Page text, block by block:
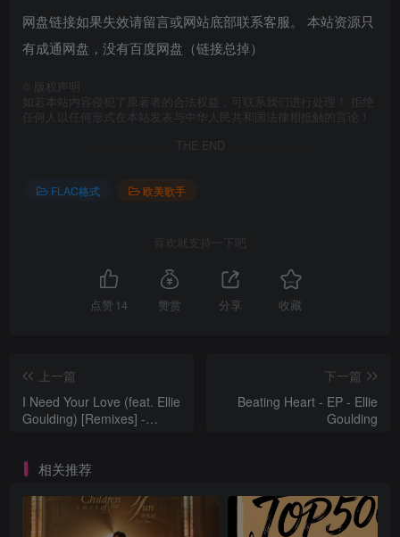
网盘链接如果失效请留言或网站底部联系客服。 本站资源只
有成通网盘，没有百度网盘（链接总掉）
版权声明
如若本站内容侵犯了原著者的合法权益，可联系我们进行处理！ 拒绝
任何人以任何形式在本站发表与中华人民共和国法律相抵触的言论！
THE END
FLAC格式 欧美歌手
喜欢就支持一下吧
点赞 14 赞赏 分享 收藏
上一篇
I Need Your Love (feat. Ellie
Goulding) [Remixes] -
下一篇
Beating Heart - EP - Ellie
Goulding
相关推荐